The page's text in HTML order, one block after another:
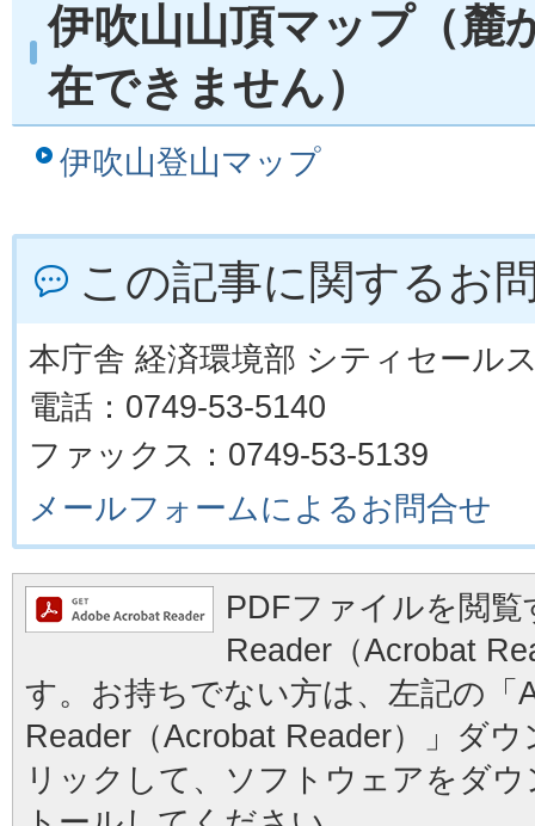
伊吹山山頂マップ（麓
在できません）
伊吹山登山マップ
この記事に関するお
本庁舎 経済環境部 シティセール
電話：0749-53-5140
ファックス：0749-53-5139
メールフォームによるお問合せ
PDFファイルを閲
Reader（Acrobat
す。お持ちでない方は、左記の「
Reader（Acrobat Reader）」ダ
リックして、ソフトウェアをダ